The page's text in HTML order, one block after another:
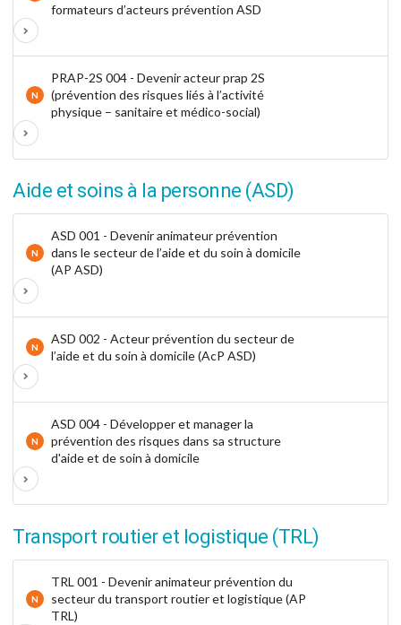
formateurs d’acteurs prévention ASD
N
PRAP-2S 004 - Devenir acteur prap 2S
(prévention des risques liés à l’activité
physique – sanitaire et médico-social)
Aide et soins à la personne (ASD)
N
ASD 001 - Devenir animateur prévention
dans le secteur de l’aide et du soin à domicile
(AP ASD)
N
ASD 002 - Acteur prévention du secteur de
l’aide et du soin à domicile (AcP ASD)
N
ASD 004 - Développer et manager la
prévention des risques dans sa structure
d'aide et de soin à domicile
Transport routier et logistique (TRL)
N
TRL 001 - Devenir animateur prévention du
secteur du transport routier et logistique (AP
TRL)